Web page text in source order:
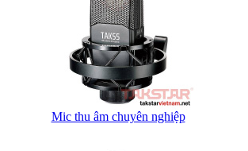
Mic thu âm chuyên nghiệp